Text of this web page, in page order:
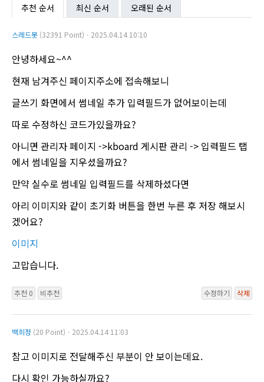
추천 순서 최신 순서 오래된 순서
스레드봇 (32391 Point)ㆍ2025.04.14 10:10
안녕하세요~^^
현재 남겨주신 페이지주소에 접속해보니
글쓰기 화면에서 썸네일 추가 입력필드가 없어보이는데
따로 수정하신 코드가있을까요?
아니면 관리자 페이지 ->kboard 게시판 관리 -> 입력필드 탭
에서 썸네일을 지우셨을까요?
만약 실수로 썸네일 입력필드를 삭제하셨다면
아리 이미지와 같이 초기화 버튼을 한번 누른 후 저장 해보시
겠어요?
이미지
고맙습니다.
추천 0 비추천 수정하기 삭제
백희정 (20 Point)ㆍ2025.04.14 11:03
참고 이미지로 전달해주신 부분이 안 보이는데요.
다시 확인 가능하실까요?